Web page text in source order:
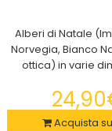
Aggiungi un
Alberi di Natale
Norvegia, Bianco
ottica) in varie
Acquista